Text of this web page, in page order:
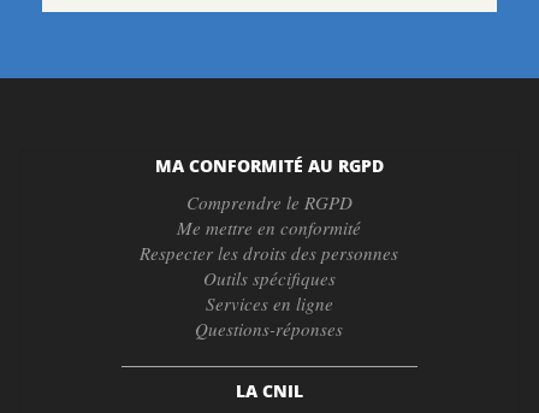
MA CONFORMITÉ AU RGPD
Comprendre le RGPD
Me mettre en conformité
Respecter les droits des personnes
Outils spécifiques
Services en ligne
Questions-réponses
LA CNIL